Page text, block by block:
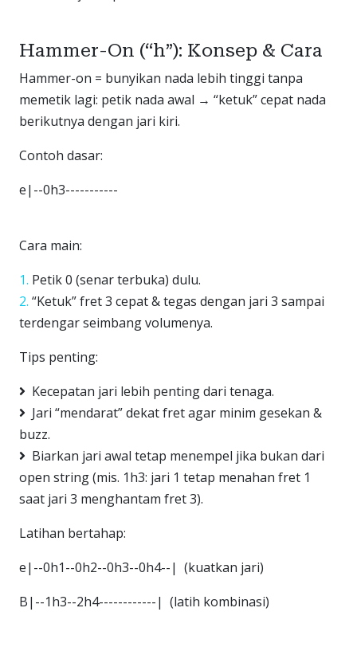
Hammer-On (“h”): Konsep & Cara
Hammer-on = bunyikan nada lebih tinggi tanpa
memetik lagi: petik nada awal → “ketuk” cepat nada
berikutnya dengan jari kiri.
Contoh dasar:
e|--0h3-----------
Cara main:
Petik 0 (senar terbuka) dulu.
“Ketuk” fret 3 cepat & tegas dengan jari 3 sampai
terdengar seimbang volumenya.
Tips penting:
Kecepatan jari lebih penting dari tenaga.
Jari “mendarat” dekat fret agar minim gesekan &
buzz.
Biarkan jari awal tetap menempel jika bukan dari
open string (mis. 1h3: jari 1 tetap menahan fret 1
saat jari 3 menghantam fret 3).
Latihan bertahap:
e|--0h1--0h2--0h3--0h4--| (kuatkan jari)
B|--1h3--2h4------------| (latih kombinasi)